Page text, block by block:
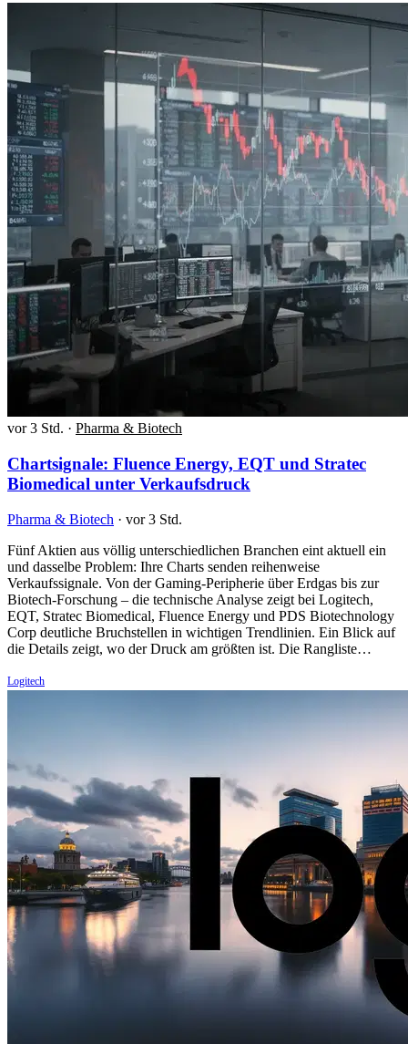
vor 3 Std. · Pharma & Biotech
Chartsignale: Fluence Energy, EQT und Stratec
Biomedical unter Verkaufsdruck
Pharma & Biotech · vor 3 Std.
Fünf Aktien aus völlig unterschiedlichen Branchen eint aktuell ein
und dasselbe Problem: Ihre Charts senden reihenweise
Verkaufssignale. Von der Gaming-Peripherie über Erdgas bis zur
Biotech-Forschung – die technische Analyse zeigt bei Logitech,
EQT, Stratec Biomedical, Fluence Energy und PDS Biotechnology
Corp deutliche Bruchstellen in wichtigen Trendlinien. Ein Blick auf
die Details zeigt, wo der Druck am größten ist. Die Rangliste…
Logitech